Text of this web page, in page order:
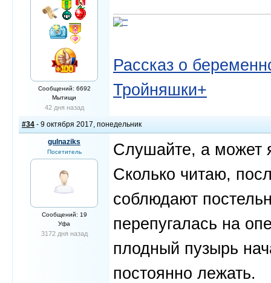
Сообщений: 6692
Мытищи
42 дня назад
Рассказ о
Тройняшки+
#34 - 9 октября 2017, понедельник
gulnaziks
Посетитель
Сообщений: 19
Уфа
3172 дня назад
Слушайте, а может
Сколько читаю,
соблюдают
перепугалась на
плодный пузырь
постоянно лежать.